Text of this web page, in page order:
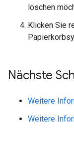
löschen
Klicken Sie
Nächste
Weitere
Weitere